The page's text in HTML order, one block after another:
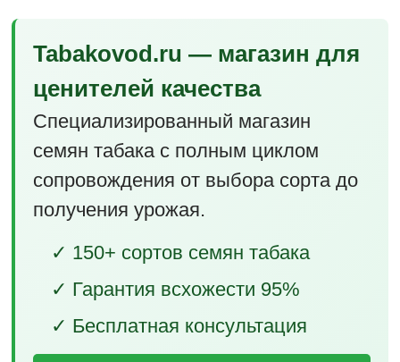
Tabakovod.ru — магазин для
ценителей качества
Специализированный магазин
семян табака с полным циклом
сопровождения от выбора сорта до
получения урожая.
✓ 150+ сортов семян табака
✓ Гарантия всхожести 95%
✓ Бесплатная консультация